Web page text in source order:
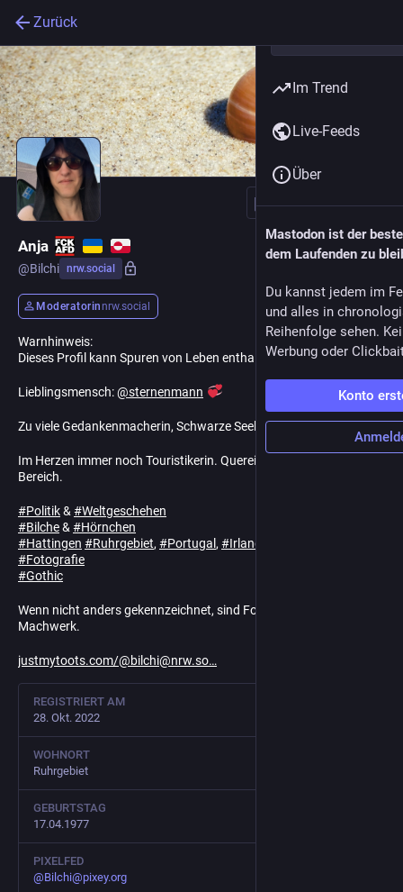
Zurück
Folgen
Anja
@Bilchi nrw.social
Moderatorinnrw.social
Warnhinweis:
Dieses Profil kann Spuren von Leben enthalten!
Lieblingsmensch:@sternenmann
Zu viele Gedankenmacherin, Schwarze Seele
Im Herzen immer noch Touristikerin. Quereinsteigerin im Sozialen
Bereich.
#Politik& #Weltgeschehen
#Bilche& #Hörnchen
#Hattingen #Ruhrgebiet, #Portugal , #Irland
#Fotografie
#Gothic
Wenn nicht anders gekennzeichnet, sind Fotos mein eigenes
Machwerk.
justmytoots.com/@bilchi@nrw.so
REGISTRIERT AM
28. Okt. 2022
WOHNORT
Ruhrgebiet
GEBURTSTAG
17.04.1977
PIXELFED
@Bilchi@pixey.org
Im Trend
Live-Feeds
Über
Mastodon ist der
dem Laufenden zu
Du kannst jedem im
und alles in
Reihenfolge sehen.
Werbung oder
Konto